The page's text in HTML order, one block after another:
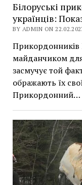
Білоруські
українців:
BY ADMIN ON
Прикордонників
майданчиком для
засмучує той
ображають їх
Прикордонний…